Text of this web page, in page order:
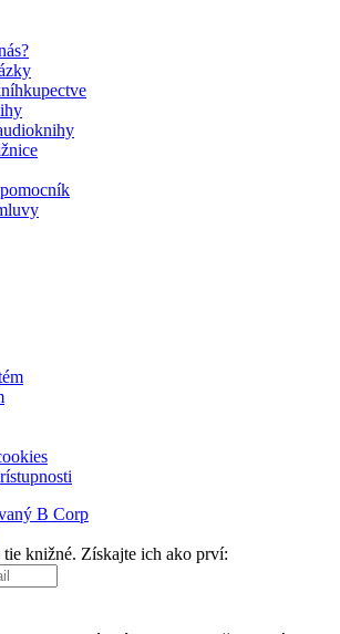
B Corp
knižné. Získajte ich ako prví: